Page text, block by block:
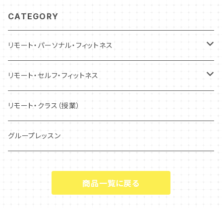
CATEGORY
リモート・パーソナル・フィットネス
トレーニング
コンディショニング
リモート・セルフ・フィットネス
トレーニング
コンディショニング
リモート・クラス（授業）
グループレッスン
商品一覧に戻る